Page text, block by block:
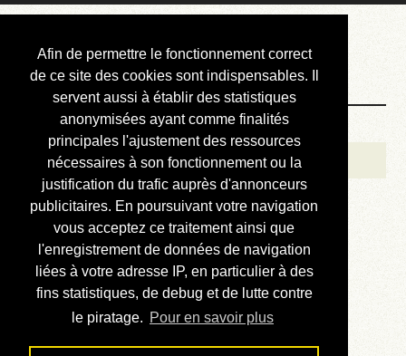
Afin de permettre le fonctionnement correct
de ce site des cookies sont indispensables. Il
servent aussi à établir des statistiques
anonymisées ayant comme finalités
principales l'ajustement des ressources
nécessaires à son fonctionnement ou la
justification du trafic auprès d'annonceurs
publicitaires. En poursuivant votre navigation
vous acceptez ce traitement ainsi que
l'enregistrement de données de navigation
liées à votre adresse IP, en particulier à des
fins statistiques, de debug et de lutte contre
le piratage. Pour en savoir plus
Courbis, « LE »
Blog Officiel
Bienvenue
Réalisations
Divers (et d’été)
Annonces
Liens externes
Téléchargement
Contact